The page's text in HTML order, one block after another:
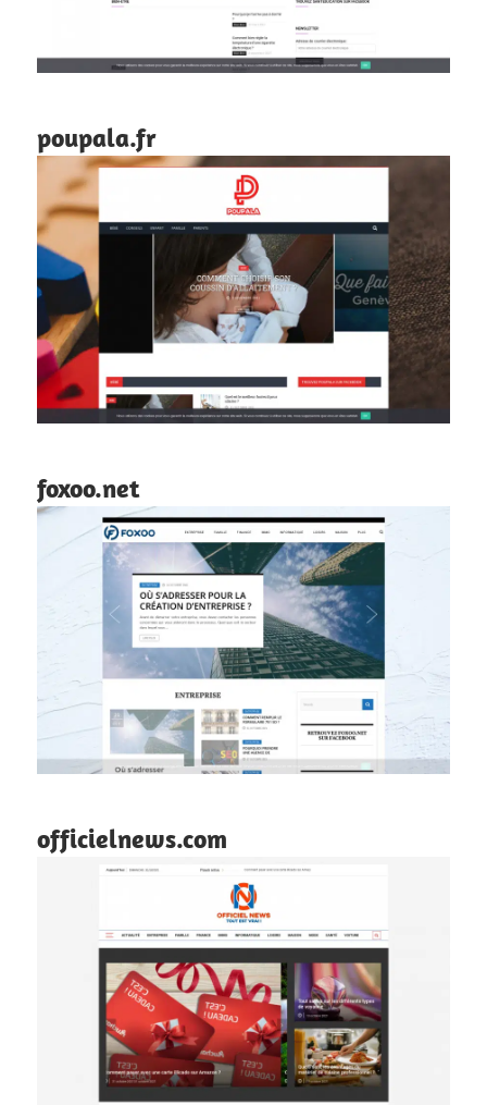
poupala.fr
foxoo.net
officielnews.com